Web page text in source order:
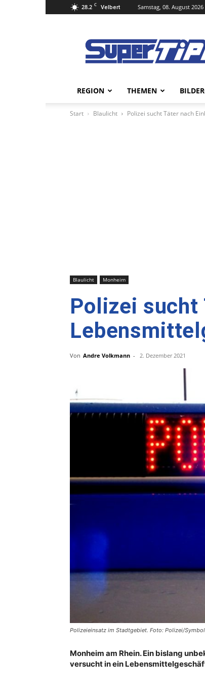
28.2 C Velbert Samstag, 08. August 2026
Tipp
Online
REGION THEMEN
Start Blaulicht Polizei sucht Täter nach
Blaulicht Monheim
Polizei sucht
Von Andre Volkmann - 2. Dezember 2021
Polizeieinsatz im Stadtgebiet. Foto: Polizei/
Monheim am Rhein. Ein bislang
versucht in ein